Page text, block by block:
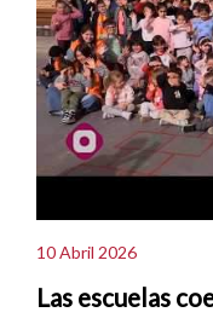
10 Abril 2026
Las escuelas